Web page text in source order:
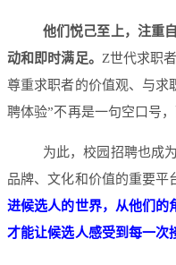
他们悦己至上，注重
动和即时满足。 Z世代求职
尊重求职者的价值观、与求
聘体验”不再是一句空口号
为此，校园招聘也成
品牌、文化和价值的重要平
进候选人的世界，从他们的
才能让候选人感受到每一次